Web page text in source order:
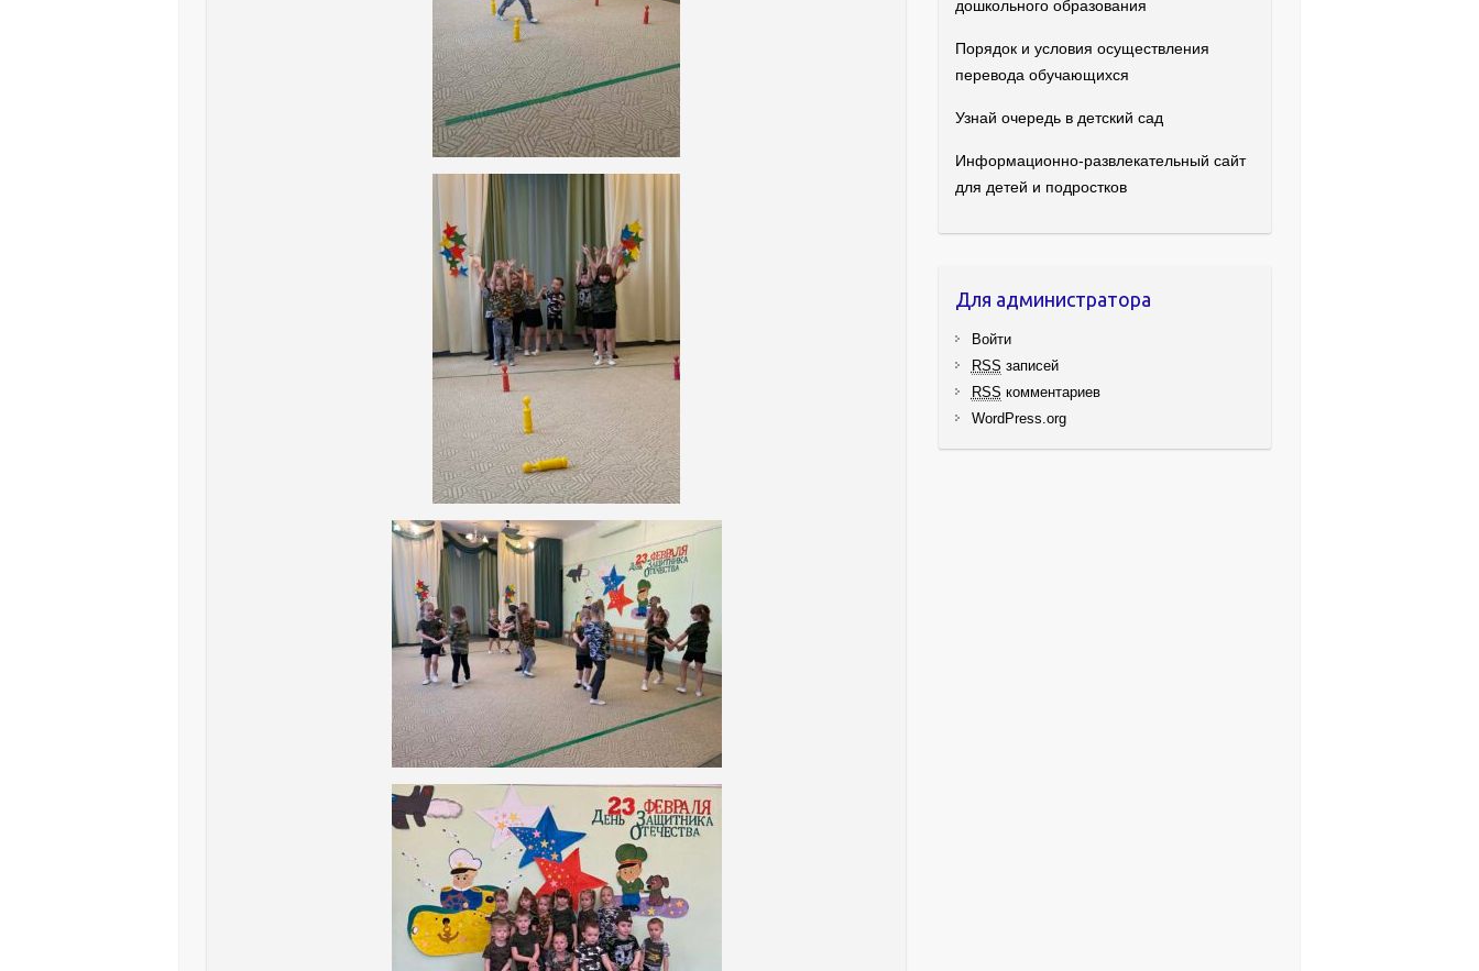
дошкольного образования
Порядок и условия осуществления
перевода обучающихся
Узнай очередь в детский сад
Информационно-развлекательный сайт
для детей и подростков
Для администратора
Войти
RSS записей
RSS комментариев
WordPress.org